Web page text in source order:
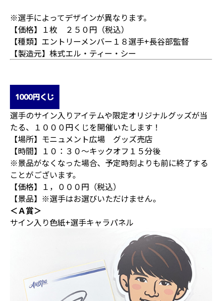
※選手によってデザインが異なります。
【価格】１枚 ２５０円（税込）
【種類】エントリーメンバー１８選手+長谷部監督
【製造元】株式エル・ティー・シー
選手のサイン入りアイテムや限定オリジナルグッズが当
たる、１０００円くじを開催いたします！
【場所】モニュメント広場 グッズ売店
【時間】１０：３０～キックオフ１５分後
※景品がなくなった場合、予定時刻よりも前に終了する
ことがございます。
【価格】１，０００円（税込）
【景品】※選手はお選びいただけません。
＜Ａ賞＞
サイン入り色紙+選手キャラパネル